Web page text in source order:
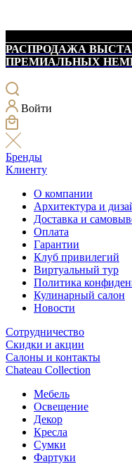
РАСПРОДАЖА
ПРЕМИАЛЬНЫХ
Войти
Бренды
Клиенту
О компании
Архитектура и
Доставка и
Оплата
Гарантии
Клуб привилегий
Виртуальный тур
Политика
Кулинарный салон
Новости
Сотрудничество
Скидки и акции
Салоны и контакты
Chateau Collection
Мебель
Освещение
Декор
Кресла
Сумки
Фартуки